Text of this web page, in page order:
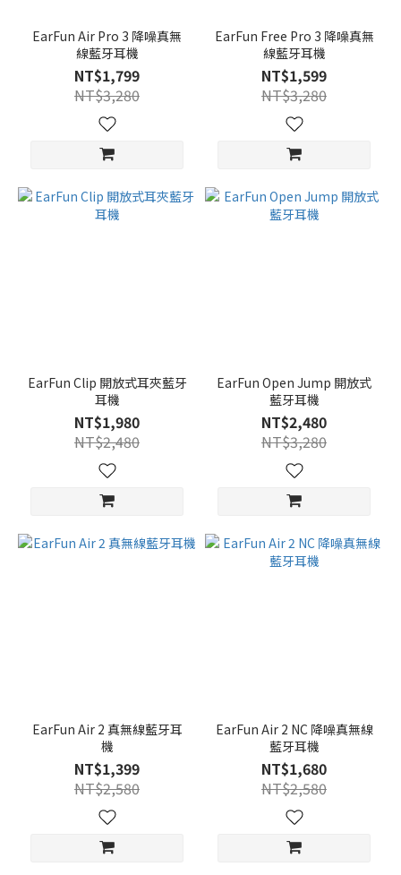
EarFun Air Pro 3 降噪真無
線藍牙耳機
NT$1,799
NT$3,280
EarFun Free Pro 3 降噪真無
線藍牙耳機
NT$1,599
NT$3,280
EarFun Clip 開放式耳夾藍牙
耳機
NT$1,980
NT$2,480
EarFun Open Jump 開放式
藍牙耳機
NT$2,480
NT$3,280
EarFun Air 2 真無線藍牙耳
機
NT$1,399
NT$2,580
EarFun Air 2 NC 降噪真無線
藍牙耳機
NT$1,680
NT$2,580